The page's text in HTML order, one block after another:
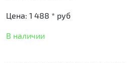
Цена: 1 488 * руб
В наличии